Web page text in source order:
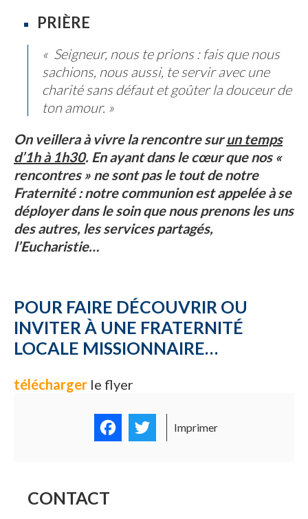
PRIÈRE
« Seigneur, nous te prions : fais que nous
sachions, nous aussi, te servir avec une
charité sans défaut et goûter la douceur de
ton amour. »
On veillera à vivre la rencontre surun temps
d’1h à 1h30. En ayant dans le cœur que nos «
rencontres » ne sont pas le tout de notre
Fraternité : notre communion est appelée à se
déployer dans le soin que nous prenons les uns
des autres, les services partagés,
l’Eucharistie…
POUR FAIRE DÉCOUVRIR OU
INVITER À UNE FRATERNITÉ
LOCALE MISSIONNAIRE…
télécharger le flyer
FacebookTwitter
Imprimer
CONTACT